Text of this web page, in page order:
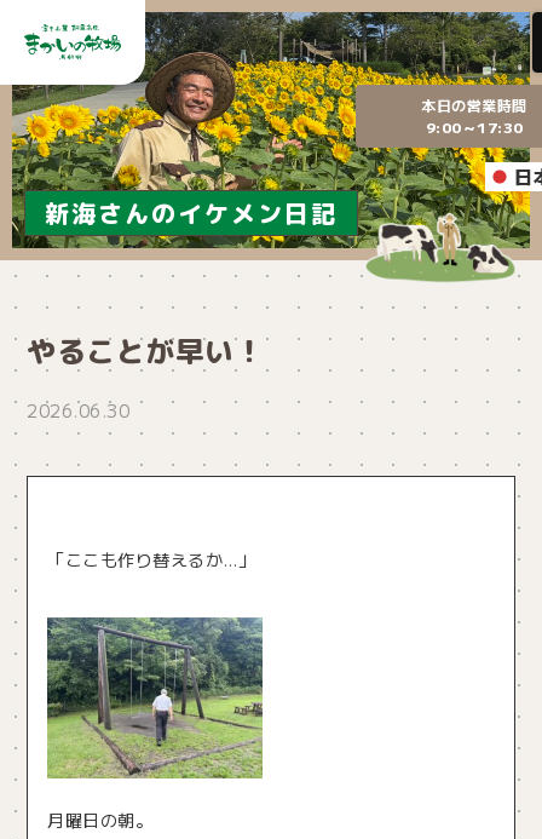
日
本日の営業時間
9:00～17:30
新海さんのイケメン日記
やることが早い！
2026.06.30
「ここも作り替えるか…」
月曜日の朝。